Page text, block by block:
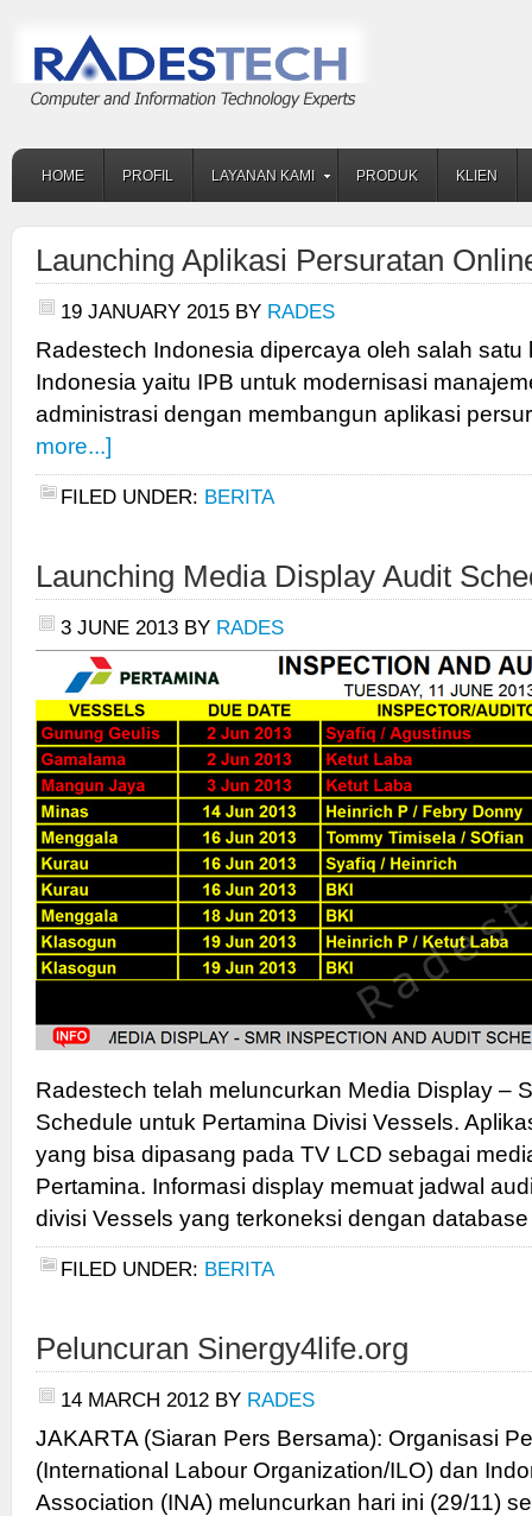
HOME PROFIL LAYANAN KAMI PRODUK KLIEN
Launching Aplikasi Persuratan
19 JANUARY 2015 BY RADES
Radestech Indonesia dipercaya oleh salah satu
Indonesia yaitu IPB untuk modernisasi
administrasi dengan membangun aplikasi
more...]
FILED UNDER: BERITA
Launching Media Display Audit
3 JUNE 2013 BY RADES
Radestech telah meluncurkan Media Display –
Schedule untuk Pertamina Divisi Vessels.
yang bisa dipasang pada TV LCD sebagai
Pertamina. Informasi display memuat jadwal
divisi Vessels yang terkoneksi dengan
FILED UNDER: BERITA
Peluncuran Sinergy4life.org
14 MARCH 2012 BY RADES
JAKARTA (Siaran Pers Bersama): Organisasi
(International Labour Organization/ILO) dan
Association (INA) meluncurkan hari ini (29/11)